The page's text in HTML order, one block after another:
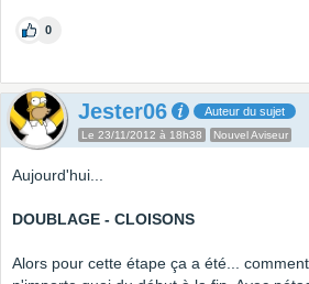
0
Jester06 Auteur du sujet
Le 23/11/2012 à 18h38 Nouvel Aviseur
Aujourd'hui...
DOUBLAGE - CLOISONS
Alors pour cette étape ça a été...